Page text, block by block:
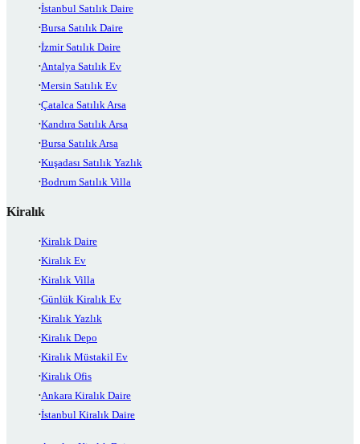
İstanbul Satılık Daire
Bursa Satılık Daire
İzmir Satılık Daire
Antalya Satılık Ev
Mersin Satılık Ev
Çatalca Satılık Arsa
Kandıra Satılık Arsa
Bursa Satılık Arsa
Kuşadası Satılık Yazlık
Bodrum Satılık Villa
Kiralık
Kiralık Daire
Kiralık Ev
Kiralık Villa
Günlük Kiralık Ev
Kiralık Yazlık
Kiralık Depo
Kiralık Müstakil Ev
Kiralık Ofis
Ankara Kiralık Daire
İstanbul Kiralık Daire